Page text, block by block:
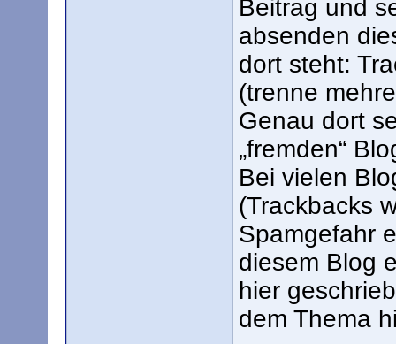
Beitrag und
absenden
dort steht:
(trenne
Genau dort
„fremden“
Bei vielen
(Trackbacks
Spamgefahr
diesem Blog
hier
dem Thema